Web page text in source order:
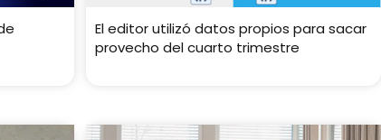
El editor utilizó datos propios para sacar
provecho del cuarto trimestre